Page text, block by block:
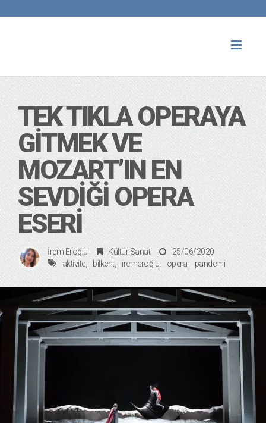
TEK TIKLA OPERAYA
GİTMEK VE
MOZART’IN EN
SEVDİĞİ OPERA
ESERİ
İrem Eroğlu Kültür Sanat
25/06/2020
aktivite
bilkent iremeroğlu opera pandemi